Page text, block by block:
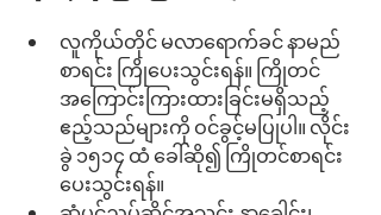
လူကိုယ်တိုင် မလာရောက်ခင် နာမည်
စာရင်း ကြိုပေးသွင်းရန်။ ကြိုတင်
အကြောင်းကြားထားခြင်းမရှိသည့်
ဧည့်သည်များကို ဝင်ခွင့်မပြုပါ။ လိုင်း
ခွဲ ၁၅၁၄ ထံ ခေါ်ဆို၍ ကြိုတင်စာရင်း
ပေးသွင်းရန်။